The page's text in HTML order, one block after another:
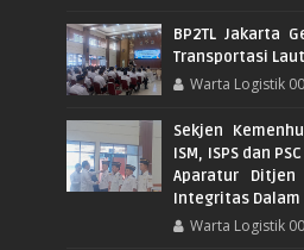
BP2TL Jakarta
Transportasi
Warta Logistik
Sekjen
ISM, ISPS dan
Aparatur Ditjen
Integritas Dalam
Warta Logistik